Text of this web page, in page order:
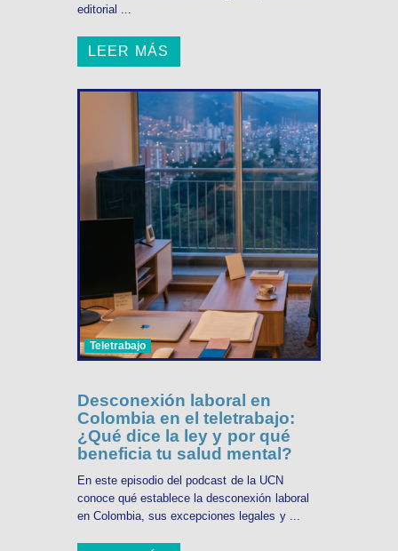
editorial ...
LEER MÁS
Teletrabajo
Desconexión laboral en
Colombia en el teletrabajo:
¿Qué dice la ley y por qué
beneficia tu salud mental?
En este episodio del podcast de la UCN
conoce qué establece la desconexión laboral
en Colombia, sus excepciones legales y ...